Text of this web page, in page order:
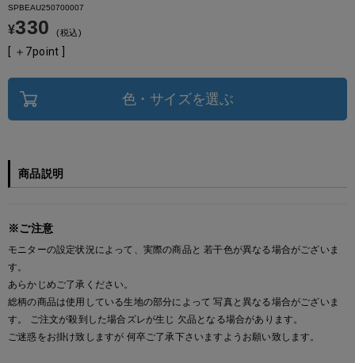
SPBEAU250700007
¥330 税込
[ ＋ 7point ]
色・サイズを選ぶ
商品説明
※ご注意
モニターの設定状況によって、実際の商品と 若干色が異なる場合がございま
す。
あらかじめご了承ください。
総柄の商品は使用している生地の部分によって 写真と異なる場合がございま
す。 ご注文が殺到した場合ズレが生じ 欠品となる場合があります。
ご迷惑をお掛け致しますが 何卒ご了承下さいますようお願い致します。